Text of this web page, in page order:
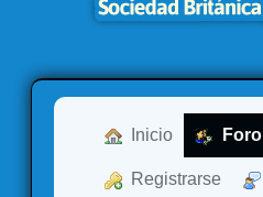
Inicio Foro
Registrarse